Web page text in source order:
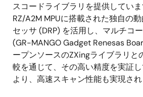
スコードライブラリを提供してい
RZ/A2M MPUに搭載された独自の
セッサ (DRP) を活用し、マルチコ
(GR-MANGO Gadget Renesas
ープンソースのZXingライブラリと
較を通じて、その高い精度を実証
より、高速スキャン性能も実現され